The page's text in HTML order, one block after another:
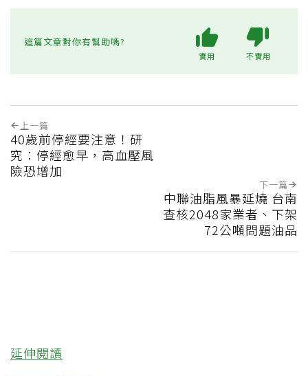
這篇文章對你有幫助嗎?
實用 不實用
上一篇
40歲前停經要注意！研
究：停經愈早，高血壓風
險恐增加
下一篇
中聯油脂風暴延燒 台南
查核2048家業者、下架
72公噸問題油品
延伸閱讀